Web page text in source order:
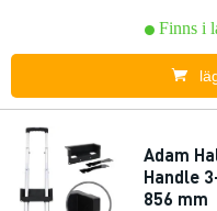
Finns i
Adam
Handle
856 mm